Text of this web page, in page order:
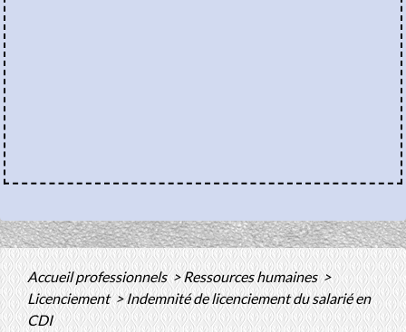
Accueil professionnels>Ressources humaines>
Licenciement>Indemnité de licenciement du salarié en
CDI